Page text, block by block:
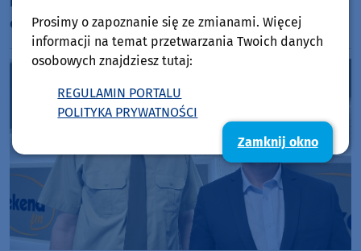
chojnickiego
Prosimy o zapoznanie się ze zmianami. Więcej
informacji na temat przetwarzania Twoich danych
osobowych znajdziesz tutaj:
REGULAMIN PORTALU
POLITYKA PRYWATNOŚCI
Zamknij okno